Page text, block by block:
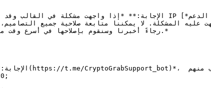
رجاءً أخبرنا وسنقوم بإصلاحها في أسرع وقت